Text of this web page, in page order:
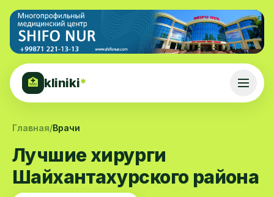
🏥 kliniki*
Главная/Врачи
Лучшие хирурги
Шайхантахурского района